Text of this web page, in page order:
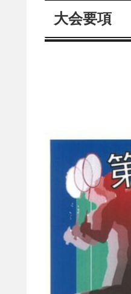
大会要項